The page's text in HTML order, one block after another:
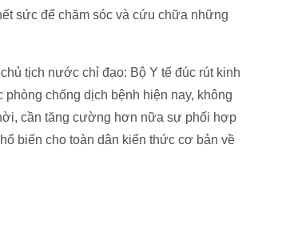
sức để chăm sóc và cứu chữa những
tịch nước chỉ đạo: Bộ Y tế đúc rút kinh
chống dịch bệnh hiện nay, không
cần tăng cường hơn nữa sự phối hợp
biến cho toàn dân kiến thức cơ bản về